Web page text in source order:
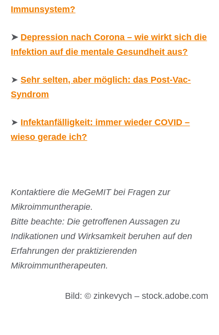
Immunsystem?
➤ Depression nach Corona – wie wirkt sich die
Infektion auf die mentale Gesundheit aus?
➤Sehr selten, aber möglich: das Post-Vac-
Syndrom
➤ Infektanfälligkeit: immer wieder COVID –
wieso gerade ich?
Kontaktiere die MeGeMIT bei Fragen zur
Mikroimmuntherapie.
Bitte beachte: Die getroffenen Aussagen zu
Indikationen und Wirksamkeit beruhen auf den
Erfahrungen der praktizierenden
Mikroimmuntherapeuten.
Bild: © zinkevych – stock.adobe.com